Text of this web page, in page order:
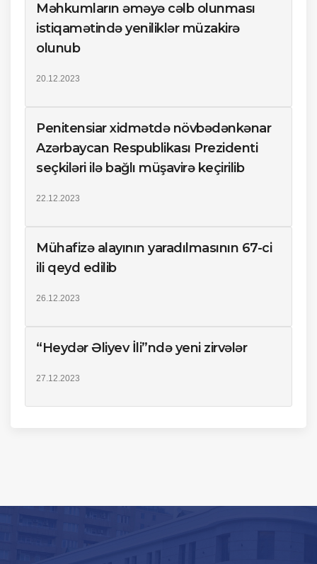
Məhkumların əməyə cəlb olunması
istiqamətində yeniliklər müzakirə
olunub
20.12.2023
Penitensiar xidmətdə növbədənkənar
Azərbaycan Respublikası Prezidenti
seçkiləri ilə bağlı müşavirə keçirilib
22.12.2023
Mühafizə alayının yaradılmasının 67-ci
ili qeyd edilib
26.12.2023
“Heydər Əliyev İli”ndə yeni zirvələr
27.12.2023